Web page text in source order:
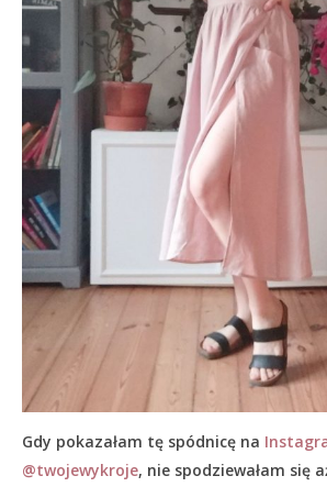
Gdy pokazałam tę spódnicę na
@twojewykroje, nie spodziewałam się